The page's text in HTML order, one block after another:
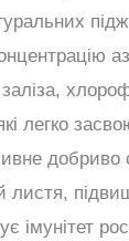
легко
добриво
листя,
імунітет